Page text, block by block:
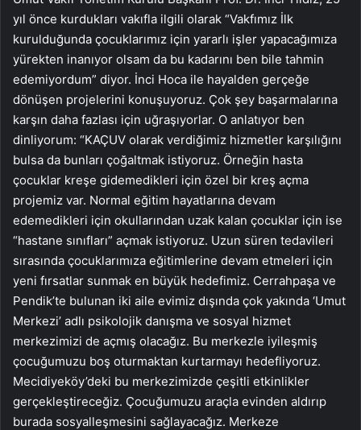
yıl önce kurdukları vakıfla ilgili olarak “Vakfımız İlk
kurulduğunda çocuklarımız için yararlı işler yapacağımıza
yürekten inanıyor olsam da bu kadarını ben bile tahmin
edemiyordum” diyor. İnci Hoca ile hayalden gerçeğe
dönüşen projelerini konuşuyoruz. Çok şey başarmalarına
karşın daha fazlası için uğraşıyorlar. O anlatıyor ben
dinliyorum: “KAÇUV olarak verdiğimiz hizmetler karşılığını
bulsa da bunları çoğaltmak istiyoruz. Örneğin hasta
çocuklar kreşe gidemedikleri için özel bir kreş açma
projemiz var. Normal eğitim hayatlarına devam
edemedikleri için okullarından uzak kalan çocuklar için ise
“hastane sınıfları” açmak istiyoruz. Uzun süren tedavileri
sırasında çocuklarımıza eğitimlerine devam etmeleri için
yeni fırsatlar sunmak en büyük hedefimiz. Cerrahpaşa ve
Pendik’te bulunan iki aile evimiz dışında çok yakında ‘Umut
Merkezi’ adlı psikolojik danışma ve sosyal hizmet
merkezimizi de açmış olacağız. Bu merkezle iyileşmiş
çocuğumuzu boş oturmaktan kurtarmayı hedefliyoruz.
Mecidiyeköy’deki bu merkezimizde çeşitli etkinlikler
gerçekleştireceğiz. Çocuğumuzu araçla evinden aldırıp
burada sosyalleşmesini sağlayacağız. Merkeze